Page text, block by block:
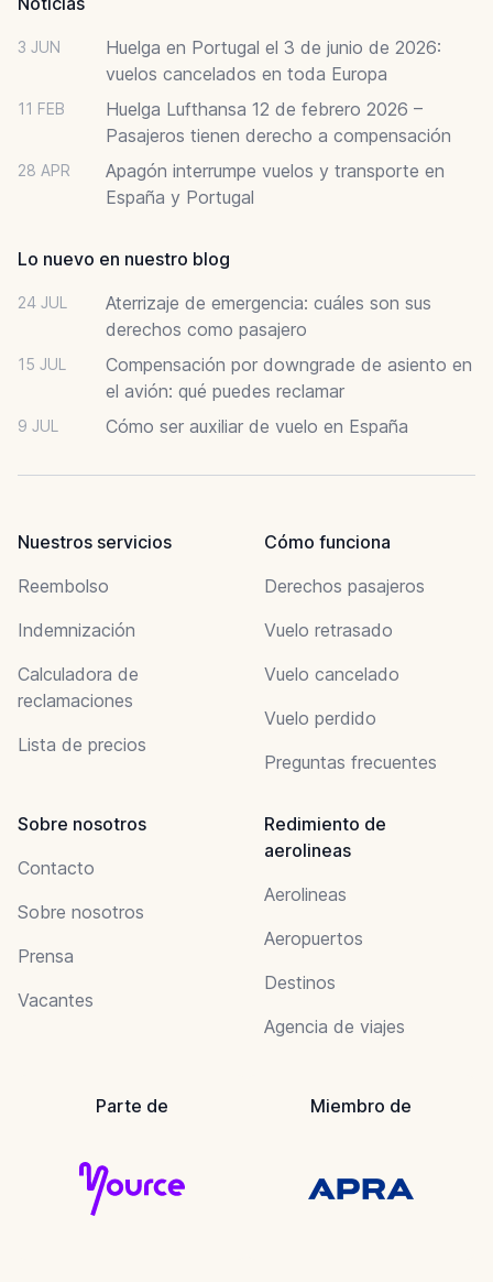
3 JUN
Huelga en Portugal el 3 de junio de 2026:
vuelos cancelados en toda Europa
11 FEB
Huelga Lufthansa 12 de febrero 2026 –
Pasajeros tienen derecho a compensación
28 APR
Apagón interrumpe vuelos y transporte en
España y Portugal
Lo nuevo en nuestro blog
24 JUL
Aterrizaje de emergencia: cuáles son sus
derechos como pasajero
15 JUL
Compensación por downgrade de asiento en
el avión: qué puedes reclamar
9 JUL Cómo ser auxiliar de vuelo en España
Nuestros servicios
Reembolso
Indemnización
Calculadora de
reclamaciones
Lista de precios
Cómo funciona
Derechos pasajeros
Vuelo retrasado
Vuelo cancelado
Vuelo perdido
Preguntas frecuentes
Sobre nosotros
Contacto
Sobre nosotros
Prensa
Vacantes
Redimiento de
aerolineas
Aerolineas
Aeropuertos
Destinos
Agencia de viajes
Parte de Miembro de